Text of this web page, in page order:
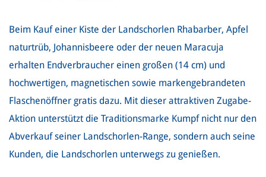
Beim Kauf einer Kiste der Landschorlen Rhabarber, Apfel
naturtrüb, Johannisbeere oder der neuen Maracuja
erhalten Endverbraucher einen großen (14 cm) und
hochwertigen, magnetischen sowie markengebrandeten
Flaschenöffner gratis dazu. Mit dieser attraktiven Zugabe-
Aktion unterstützt die Traditionsmarke Kumpf nicht nur den
Abverkauf seiner Landschorlen-Range, sondern auch seine
Kunden, die Landschorlen unterwegs zu genießen.